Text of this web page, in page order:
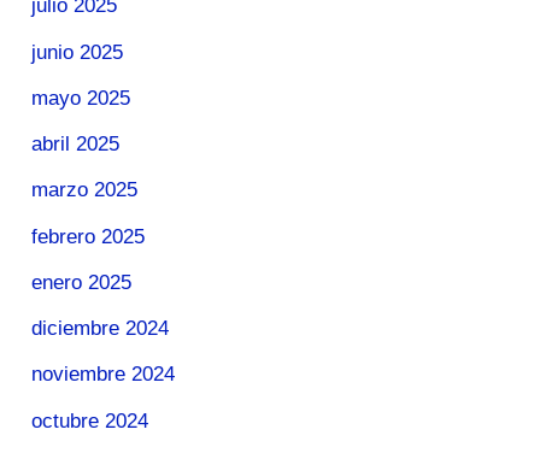
julio 2025
junio 2025
mayo 2025
abril 2025
marzo 2025
febrero 2025
enero 2025
diciembre 2024
noviembre 2024
octubre 2024